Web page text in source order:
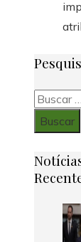
Buscar: